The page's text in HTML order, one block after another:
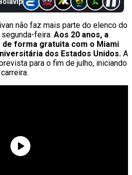
não faz mais parte do elenco do
feira. Aos 20 anos, a
forma gratuita com o Miami
dos Estados Unidos. A
para o fim de julho, iniciando